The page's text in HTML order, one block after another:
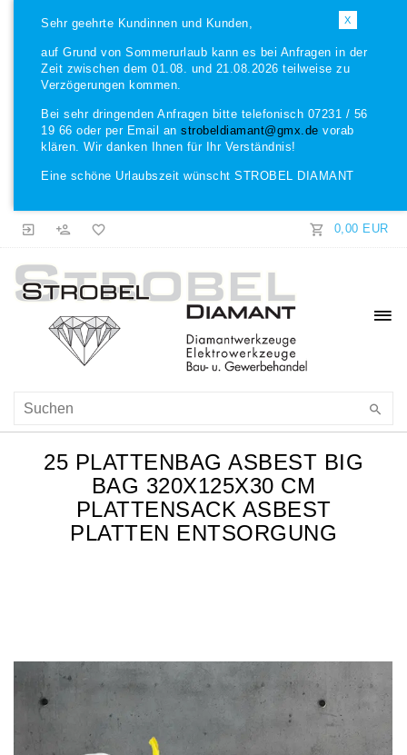
X
Sehr geehrte Kundinnen und Kunden,
auf Grund von Sommerurlaub kann es bei Anfragen in der
Zeit zwischen dem 01.08. und 21.08.2026 teilweise zu
Verzögerungen kommen.
Bei sehr dringenden Anfragen bitte telefonisch 07231 / 56
19 66 oder per Email an strobeldiamant@gmx.de vorab
klären. Wir danken Ihnen für Ihr Verständnis!
Eine schöne Urlaubszeit wünscht STROBEL DIAMANT
0,00 EUR
25 PLATTENBAG ASBEST BIG
BAG 320X125X30 CM
PLATTENSACK ASBEST
PLATTEN ENTSORGUNG